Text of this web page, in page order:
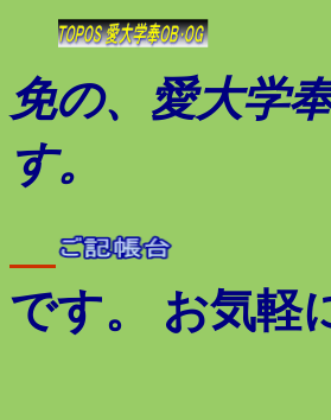
免の、愛大学
す。
です。 お気軽